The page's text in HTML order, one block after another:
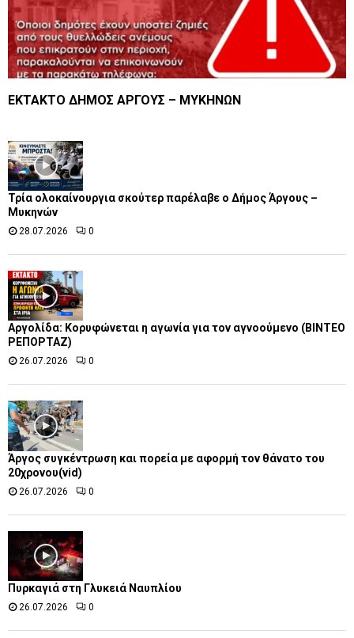
ΕΚΤΑΚΤΟ ΔΗΜΟΣ ΑΡΓΟΥΣ – ΜΥΚΗΝΩΝ
Τρία ολοκαίνουργια σκούτερ παρέλαβε o Δήμος Άργους –
Μυκηνών
28.07.2026 0
Αργολίδα: Κορυφώνεται η αγωνία για τον αγνοούμενο (ΒΙΝΤΕΟ
ΡΕΠΟΡΤΑΖ)
26.07.2026 0
Άργος συγκέντρωση και πορεία με αφορμή τον θάνατο του
20χρονου(vid)
26.07.2026 0
Πυρκαγιά στη Γλυκειά Ναυπλίου
26.07.2026 0